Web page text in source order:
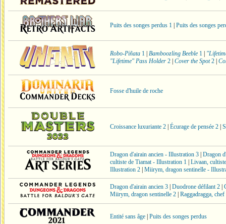
Puits des songes perdus 1 Puits des songes
Robo-Piñata 1 Bamboozling Beeble 1
"Lifetime" Pass Holder 2 Cover the Spot2
Fosse d'huile de roche
Croissance luxuriante 2 Écurage de pensée 2
Dragon d'airain ancien - Illustration 3 Dragon
cultiste de Tiamat - Illustration 1 Livaan,
Illustration 2 Miirym, dragon sentinelle -
Dragon d'airain ancien 3 Duodrone défilant 2
Miirym, dragon sentinelle 2 Raggadragga,
Entité sans âge Puits des songes perdus